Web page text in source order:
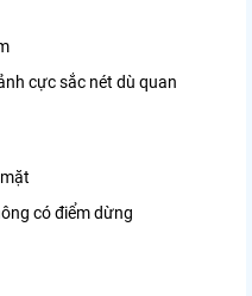
cực sắc nét dù quan
có điểm dừng